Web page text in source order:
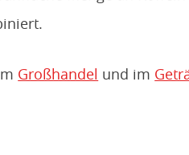
Großhandel und im